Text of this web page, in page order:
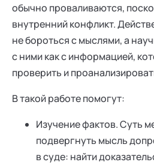
обычно проваливаются,
внутренний конфликт.
не бороться с мыслями, а
с ними как с информацией,
проверить и
В такой работе помогут:
Изучение фактов. Суть
подвергнуть мысль
в суде: найти